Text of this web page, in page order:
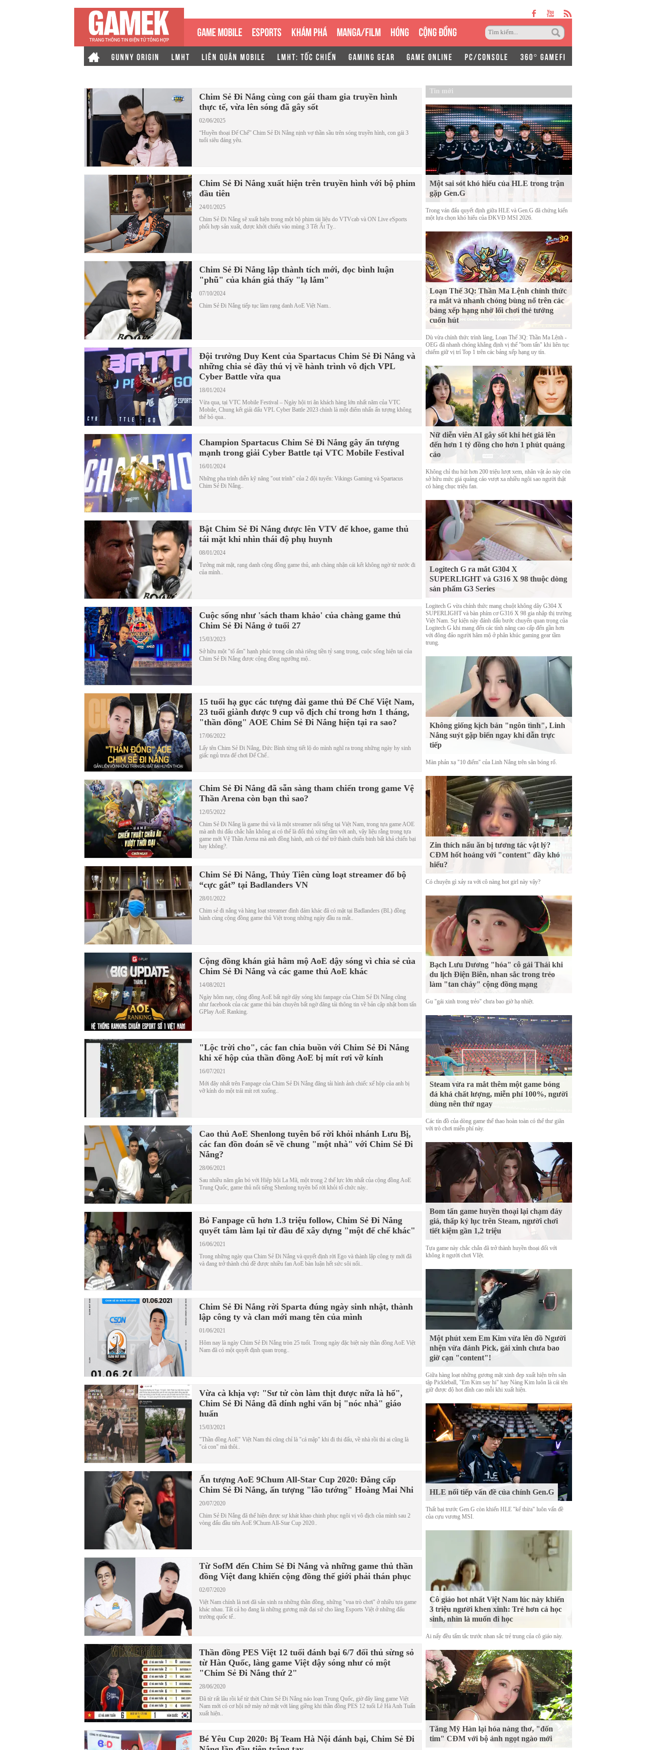
GAME MOBILE ESPORTS KHÁM PHÁ MANGA/FILM HÓNG CỘNG ĐỒNG
GUNNY ORIGIN LMHT LIÊN QUÂN MOBILE LMHT: TỐC CHIẾN GAMING GEAR GAME ONLINE PC/CONSOLE 360° GAMEFI
Chim Sẻ Đi Nắng cùng con gái tham gia truyền hình
thực tế, vừa lên sóng đã gây sốt
02/06/2025
“Huyền thoại Đế Chế” Chim Sẻ Đi Nắng nịnh vợ thần sầu trên sóng truyền hình, con gái 3
tuổi siêu đáng yêu.
Chim Sẻ Đi Nắng xuất hiện trên truyền hình với bộ phim
đầu tiên
24/01/2025
Chim Sẻ Đi Nắng sẽ xuất hiện trong một bộ phim tài liệu do VTVcab và ON Live eSports
phối hợp sản xuất, được khởi chiếu vào mùng 3 Tết Ất Tỵ..
Chim Sẻ Đi Nắng lập thành tích mới, đọc bình luận
"phũ" của khán giả thấy "lạ lắm"
07/10/2024
Chim Sẻ Đi Nắng tiếp tục làm rạng danh AoE Việt Nam..
Đội trưởng Duy Kent của Spartacus Chim Sẻ Đi Nắng và
những chia sẻ đầy thú vị về hành trình vô địch VPL
Cyber Battle vừa qua
18/01/2024
Vừa qua, tại VTC Mobile Festival – Ngày hội tri ân khách hàng lớn nhất năm của VTC
Mobile, Chung kết giải đấu VPL Cyber Battle 2023 chính là một điểm nhấn ấn tượng không
thể bỏ qua..
Champion Spartacus Chim Sẻ Đi Nắng gây ấn tượng
mạnh trong giải Cyber Battle tại VTC Mobile Festival
16/01/2024
Những pha trình diễn kỹ năng "out trình" của 2 đội tuyển: Vikings Gaming và Spartacus
Chim Sẻ Đi Nắng..
Bật Chim Sẻ Đi Nắng được lên VTV để khoe, game thủ
tái mặt khi nhìn thái độ phụ huynh
08/01/2024
Tưởng mát mặt, rạng danh cộng đồng game thủ, anh chàng nhận cái kết không ngờ từ nước đi
của mình..
Cuộc sống như 'sách tham khảo' của chàng game thủ
Chim Sẻ Đi Nắng ở tuổi 27
15/03/2023
Sở hữu một "tổ ấm" hạnh phúc trong căn nhà riêng tiền tỷ sang trọng, cuộc sống hiện tại của
Chim Sẻ Đi Nắng được cộng đồng ngưỡng mộ..
15 tuổi hạ gục các tượng đài game thủ Đế Chế Việt Nam,
23 tuổi giành được 9 cup vô địch chỉ trong hơn 1 tháng,
"thần đồng" AOE Chim Sẻ Đi Nắng hiện tại ra sao?
17/06/2022
Lấy tên Chim Sẻ Đi Nắng, Đức Bình từng tiết lộ do mình nghĩ ra trong những ngày hy sinh
giấc ngủ trưa để chơi Đế Chế..
Chim Sẻ Đi Nắng đã sẵn sàng tham chiến trong game Vệ
Thần Arena còn bạn thì sao?
12/05/2022
Chim Sẻ Đi Nắng là game thủ và là một streamer nổi tiếng tại Việt Nam, trong tựa game AOE
mà anh thi đấu chắc hẳn không ai có thể là đối thủ xứng tầm với anh, vậy liệu rằng trong tựa
game mới Vệ Thần Arena mà anh đồng hành, anh có thể trở thành chiến binh bất khả chiến bại
hay không?.
Chim Sẻ Đi Nắng, Thủy Tiên cùng loạt streamer đổ bộ
“cực gắt” tại Badlanders VN
28/01/2022
Chim sẻ đi nắng và hàng loạt streamer đình đám khác đã có mặt tại Badlanders (BL) đồng
hành cùng cộng đồng game thủ Việt trong những ngày đầu ra mắt..
Cộng đồng khán giả hâm mộ AoE dậy sóng vì chia sẻ của
Chim Sẻ Đi Nắng và các game thủ AoE khác
14/08/2021
Ngày hôm nay, cộng đồng AoE bất ngờ dậy sóng khi fanpage của Chim Sẻ Đi Nắng cũng
như facebook của các game thủ bán chuyên bất ngờ đăng tải thông tin về bản cập nhật bom tấn
GPlay AoE Ranking.
"Lộc trời cho", các fan chia buồn với Chim Sẻ Đi Nắng
khi xế hộp của thần đồng AoE bị mít rơi vỡ kính
16/07/2021
Mới đây nhất trên Fanpage của Chim Sẻ Đi Nắng đăng tải hình ảnh chiếc xế hộp của anh bị
vỡ kính do một trái mít rơi xuống..
Cao thủ AoE Shenlong tuyên bố rời khỏi nhánh Lưu Bị,
các fan đồn đoán sẽ về chung "một nhà" với Chim Sẻ Đi
Nắng?
28/06/2021
Sau nhiều năm gắn bó với Hiệp hội La Mã, một trong 2 thế lực lớn nhất của cộng đồng AoE
Trung Quốc, game thủ nổi tiếng Shenlong tuyên bố rời khỏi tổ chức này..
Bỏ Fanpage cũ hơn 1.3 triệu follow, Chim Sẻ Đi Nắng
quyết tâm làm lại từ đầu để xây dựng "một đế chế khác"
16/06/2021
Trong những ngày qua Chim Sẻ Đi Nắng và quyết định rời Ego và thành lập công ty mới đã
và đang trở thành chủ đề được nhiều fan AoE bàn luận hết sức sôi nổi..
Chim Sẻ Đi Nắng rời Sparta đúng ngày sinh nhật, thành
lập công ty và clan mới mang tên của mình
01/06/2021
Hôm nay là ngày Chim Sẻ Đi Nắng tròn 25 tuổi. Trong ngày đặc biệt này thần đồng AoE Việt
Nam đã có một quyết định quan trọng..
Vừa cà khịa vợ: "Sư tử còn làm thịt được nữa là hổ",
Chim Sẻ Đi Nắng đã dính nghi vấn bị "nóc nhà" giáo
huấn
15/03/2021
"Thần đồng AoE" Việt Nam thì cũng chỉ là "cá mập" khi đi thi đấu, về nhà rồi thì ai cũng là
"cá con" mà thôi..
Ấn tượng AoE 9Chum All-Star Cup 2020: Đẳng cấp
Chim Sẻ Đi Nắng, ấn tượng "lão tướng" Hoàng Mai Nhi
20/07/2020
Chim Sẻ Đi Nắng đã thể hiện được sự khát khao chinh phục ngôi vị vô địch của mình sau 2
vòng đấu đầu tiên AoE 9Chum All-Star Cup 2020..
Từ SofM đến Chim Sẻ Đi Nắng và những game thủ thần
đồng Việt đang khiến cộng đồng thế giới phải thán phục
02/07/2020
Việt Nam chính là nơi đã sản sinh ra những thần đồng, những "vua trò chơi" ở nhiều tựa game
khác nhau. Tất cả họ đang là những gương mặt đại sứ cho làng Esports Việt ở những đấu
trường quốc tế..
Thần đồng PES Việt 12 tuổi đánh bại 6/7 đối thủ sừng sỏ
từ Hàn Quốc, làng game Việt dậy sóng như có một
"Chim Sẻ Đi Nắng thứ 2"
28/06/2020
Đã từ rất lâu rồi kể từ thời Chim Sẻ Đi Nắng náo loạn Trung Quốc, giờ đây làng game Việt
Nam mới có cơ hội nở mày nở mặt với láng giềng khi thần đồng PES 12 tuổi Lê Hà Anh Tuấn
xuất hiện..
Bé Yêu Cup 2020: Bị Team Hà Nội đánh bại, Chim Sẻ Đi
Tin mới
Một sai sót khó hiểu của HLE trong trận
gặp Gen.G
Trong ván đấu quyết định giữa HLE và Gen.G đã chứng kiến
một lựa chọn khó hiểu của ĐKVĐ MSI 2026.
Loạn Thế 3Q: Thần Ma Lệnh chính thức
ra mắt và nhanh chóng bùng nổ trên các
bảng xếp hạng nhờ lối chơi thẻ tướng
cuốn hút
Dù vừa chính thức trình làng, Loạn Thế 3Q: Thần Ma Lệnh -
OEG đã nhanh chóng khẳng định vị thế "bom tấn" khi liên tục
chiếm giữ vị trí Top 1 trên các bảng xếp hạng uy tín.
Nữ diễn viên AI gây sốt khi hét giá lên
đến hơn 1 tỷ đồng cho hơn 1 phút quảng
cáo
Không chỉ thu hút hơn 200 triệu lượt xem, nhân vật ảo này còn
sở hữu mức giá quảng cáo vượt xa nhiều ngôi sao người thật
có hàng chục triệu fan.
Logitech G ra mắt G304 X
SUPERLIGHT và G316 X 98 thuộc dòng
sản phẩm G3 Series
Logitech G vừa chính thức mang chuột không dây G304 X
SUPERLIGHT và bàn phím cơ G316 X 98 gia nhập thị trường
Việt Nam. Sự kiện này đánh dấu bước chuyển quan trọng của
Logitech G khi mang đến các tính năng cao cấp đến gần hơn
với đông đảo người hâm mộ ở phân khúc gaming gear tầm
trung.
Không giống kịch bản "ngôn tình", Linh
Nắng suýt gặp biến ngay khi dẫn trực
tiếp
Màn phản xạ "10 điểm" của Linh Nắng trên sân bóng rổ.
Zin thích nấu ăn bị tương tác vật lý?
CĐM hốt hoảng với "content" đầy khó
hiểu?
Có chuyện gì xảy ra với cô nàng hot girl này vậy?
Bạch Lưu Dương "hóa" cô gái Thái khi
du lịch Điện Biên, nhan sắc trong trẻo
làm "tan chảy" cộng đồng mạng
Gu "gái xinh trong trẻo" chưa bao giờ hạ nhiệt.
Steam vừa ra mắt thêm một game bóng
đá khá chất lượng, miễn phí 100%, người
dùng nên thử ngay
Các tín đồ của dòng game thể thao hoàn toàn có thể thư giãn
với trò chơi miễn phí này.
Bom tấn game huyền thoại lại chạm đáy
giá, thấp kỷ lục trên Steam, người chơi
tiết kiệm gần 1,2 triệu
Tựa game này chắc chắn đã trở thành huyền thoại đối với
không ít người chơi VIệt.
Một phút xem Em Kim vừa lên đồ Người
nhện vừa đánh Pick, gái xinh chưa bao
giờ cạn "content"!
Giữa hàng loạt những gương mặt xinh đẹp xuất hiện trên sân
tập Pickleball, "Em Kim say hi" hay Nàng Kim luôn là cái tên
giữ được độ hot đỉnh cao mỗi khi xuất hiện.
HLE nối tiếp vấn đề của chính Gen.G
Thất bại trước Gen.G còn khiến HLE "kế thừa" luôn vấn đề
của cựu vương MSI.
Cô giáo hot nhất Việt Nam lúc này khiến
3 triệu người khen xinh: Trẻ hơn cả học
sinh, nhìn là muốn đi học
Ai nấy đều tấm tắc trước nhan sắc trẻ trung của cô giáo này.
Tăng Mỹ Hàn lại hóa nàng thơ, "đốn
tim" CĐM với bộ ảnh ngọt ngào mới